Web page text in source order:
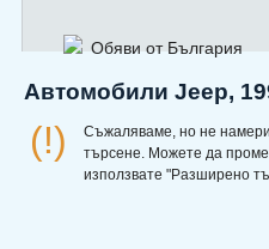
Обяви от България
Автомобили Jeep,
(!)
Съжаляваме, но не
търсене. Можете да
използвате "Разширено